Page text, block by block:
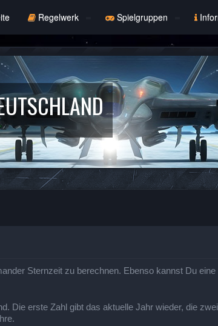
Regelwerk Spielgruppen
Sternzeit zu berechnen. Ebenso kannst Du
Die erste Zahl gibt das aktuelle Jahr wieder, die